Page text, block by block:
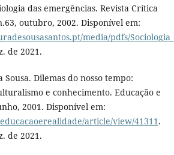
das emergências. Revista Crítica
outubro, 2002. Disponível em:
media/pdfs/
de 2021.
Sousa. Dilemas do nosso tempo:
e conhecimento. Educação e
2001. Disponível em:
article/view/41311.
de 2021.